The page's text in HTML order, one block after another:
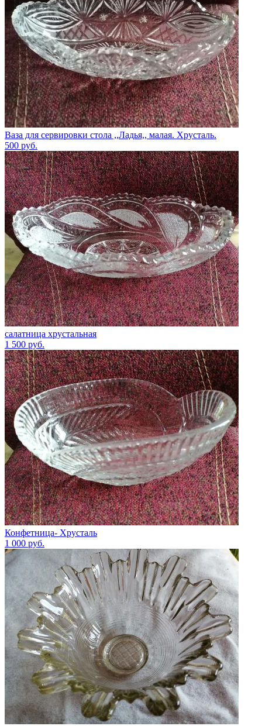
Ваза для сервировки стола ,,Ладья,, малая. Хрусталь.
500 руб.
салатница хрустальная
1 500 руб.
Конфетница- Хрусталь
1 000 руб.